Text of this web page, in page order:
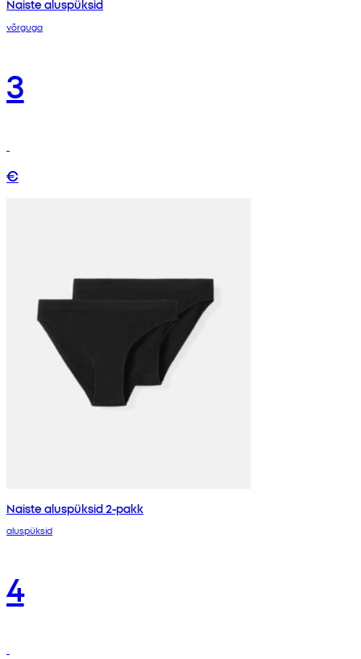
Naiste aluspüksid
võrguga
3
€
Naiste aluspüksid 2-pakk
aluspüksid
4